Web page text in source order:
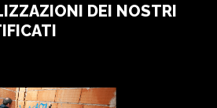
DEI NOSTRI